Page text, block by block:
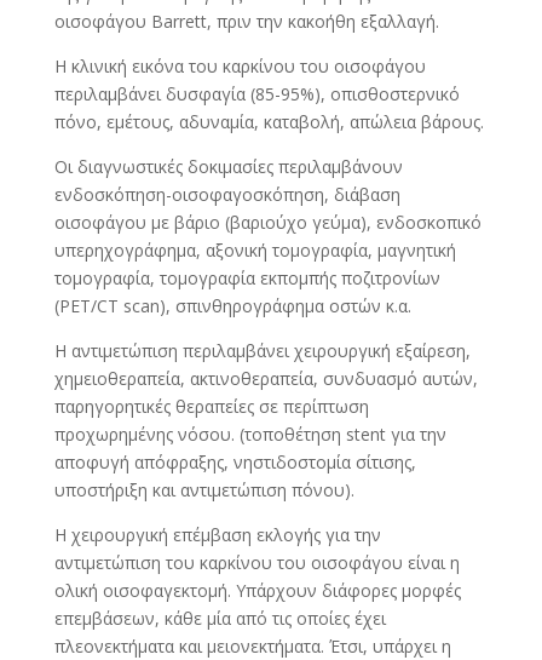
οισοφάγου Barrett, πριν την κακοήθη εξαλλαγή.
Η κλινική εικόνα του καρκίνου του οισοφάγου
περιλαμβάνει δυσφαγία (85-95%), οπισθοστερνικό
πόνο, εμέτους, αδυναμία, καταβολή, απώλεια βάρους.
Οι διαγνωστικές δοκιμασίες περιλαμβάνουν
ενδοσκόπηση-οισοφαγοσκόπηση, διάβαση
οισοφάγου με βάριο (βαριούχο γεύμα), ενδοσκοπικό
υπερηχογράφημα, αξονική τομογραφία, μαγνητική
τομογραφία, τομογραφία εκπομπής ποζιτρονίων
(PET/CT scan), σπινθηρογράφημα οστών κ.α.
Η αντιμετώπιση περιλαμβάνει χειρουργική εξαίρεση,
χημειοθεραπεία, ακτινοθεραπεία, συνδυασμό αυτών,
παρηγορητικές θεραπείες σε περίπτωση
προχωρημένης νόσου. (τοποθέτηση stent για την
αποφυγή απόφραξης, νηστιδοστομία σίτισης,
υποστήριξη και αντιμετώπιση πόνου).
Η χειρουργική επέμβαση εκλογής για την
αντιμετώπιση του καρκίνου του οισοφάγου είναι η
ολική οισοφαγεκτομή. Υπάρχουν διάφορες μορφές
επεμβάσεων, κάθε μία από τις οποίες έχει
πλεονεκτήματα και μειονεκτήματα. Έτσι, υπάρχει η